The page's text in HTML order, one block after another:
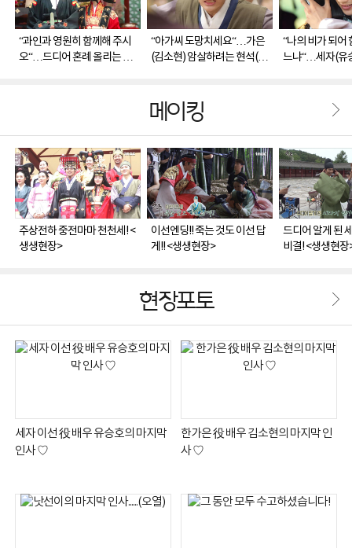
“과인과 영원히 함께해 주시
오“…드디어 혼례 올리는 세
“아가씨 도망치세요“…가은
(김소현) 암살하려는 현석(송
“나의 비가 되어
느냐“…세자(유
메이킹
주상전하 중전마마 천천세! <
생생현장>
이선엔딩!! 죽는 것도 이선 답
게!! <생생현장>
드디어 알게 된
비결! <생생현장
현장포토
세자 이선 役 배우 유승호의 마지막
인사 ♡
한가은 役 배우 김소현의 마지막 인
사 ♡